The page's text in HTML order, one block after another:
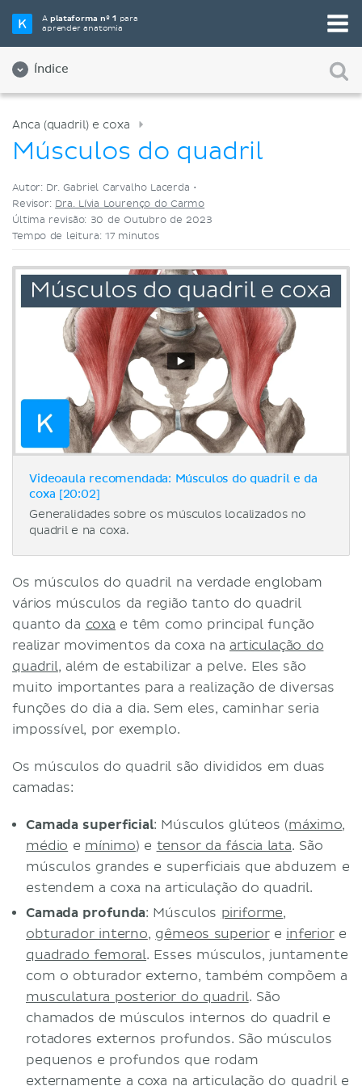
Aplataforma nº 1 para
aprender anatomia
Índice
Selecione a sua ferramenta de estudo favorita
Videoaulas
Anca (quadril) e coxa
Músculos do quadril
Autor: Dr. Gabriel Carvalho Lacerda •
Revisor: Dra. Lívia Lourenço do Carmo
Última revisão: 30 de Outubro de 2023
Tempo de leitura: 17 minutos
Videoaula recomendada: Músculos do quadril e da
coxa [20:02]
Generalidades sobre os músculos localizados no
quadril e na coxa.
Os músculos do quadril na verdade englobam
vários músculos da região tanto do quadril
quanto da coxa e têm como principal função
realizar movimentos da coxa na articulação do
quadril, além de estabilizar a pelve. Eles são
muito importantes para a realização de diversas
funções do dia a dia. Sem eles, caminhar seria
impossível, por exemplo.
Os músculos do quadril são divididos em duas
camadas:
Camada superficial: Músculos glúteos (máximo,
médio e mínimo) e tensor da fáscia lata. São
músculos grandes e superficiais que abduzem e
estendem a coxa na articulação do quadril.
Camada profunda: Músculos piriforme,
obturador interno, gêmeos superiore inferiore
quadrado femoral. Esses músculos, juntamente
com o obturador externo, também compõem a
musculatura posterior do quadril. São
chamados de músculos internos do quadril e
rotadores externos profundos. São músculos
pequenos e profundos que rodam
externamente a coxa na articulação do quadril e